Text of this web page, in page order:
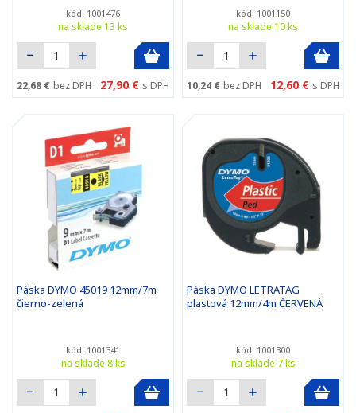
kód: 1001476
na sklade 13 ks
22,68 € bez DPH 27,90 € s DPH
kód: 1001150
na sklade 10 ks
10,24 € bez DPH 12,60 € s DPH
Páska DYMO 45019 12mm/7m
čierno-zelená
kód: 1001341
na sklade 8 ks
Páska DYMO LETRATAG
plastová 12mm/4m ČERVENÁ
kód: 1001300
na sklade 7 ks